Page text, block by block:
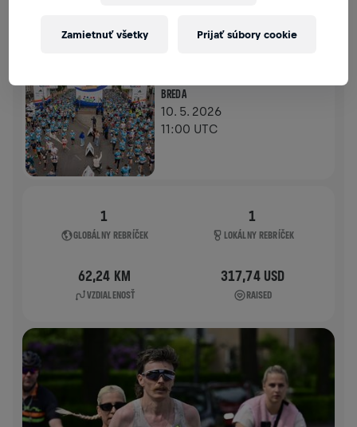
WINGS FOR LIFE WORLD RUN 2026
BREDA
10. 5. 2026
11:00 UTC
1
GLOBÁLNY REBRÍČEK
1
LOKÁLNY REBRÍČEK
62,24 KM
VZDIALENOSŤ
317,74 USD
RAISED
Zamietnuť všetky Prijať súbory cookie